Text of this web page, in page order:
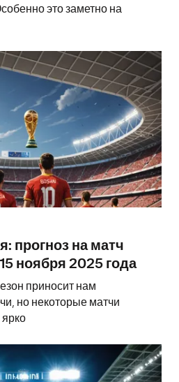
это заметно на
прогноз на матч
ноября 2025 года
приносит нам
но некоторые матчи